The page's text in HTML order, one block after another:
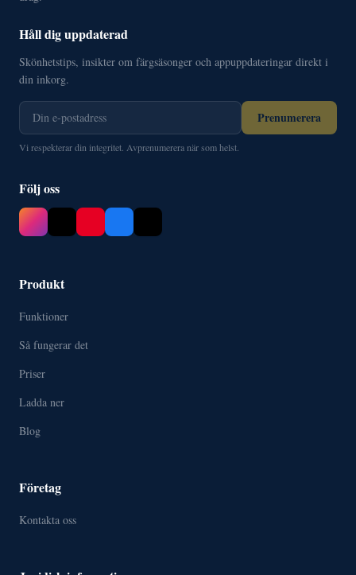
Håll dig uppdaterad
Skönhetstips, insikter om färgsäsonger och appuppdateringar direkt i
din inkorg.
Prenumerera
Vi respekterar din integritet. Avprenumerera när som helst.
Följ oss
Produkt
Funktioner
Så fungerar det
Priser
Ladda ner
Blog
Företag
Kontakta oss